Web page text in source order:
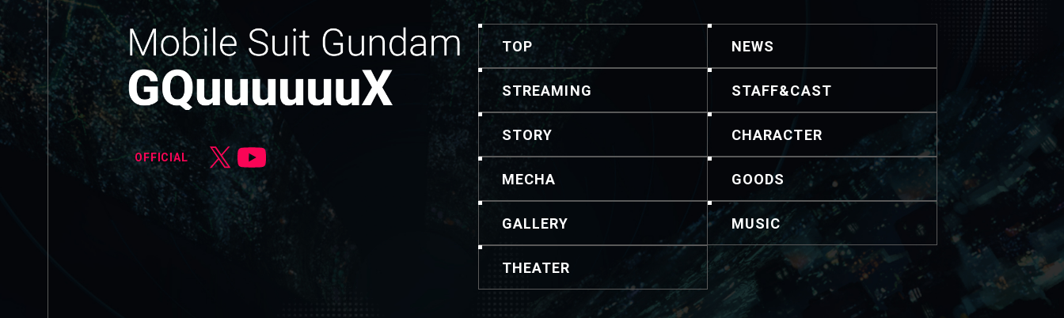
OFFICIAL
TOP NEWS
STREAMING STAFF&CAST
STORY CHARACTER
MECHA GOODS
GALLERY MUSIC
THEATER